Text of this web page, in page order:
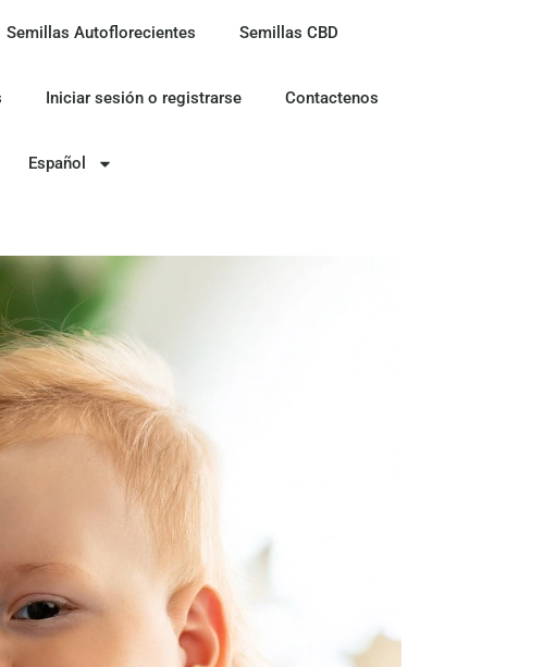
Semillas Autoflorecientes Semillas CBD
Iniciar sesión o registrarse Contactenos
Español